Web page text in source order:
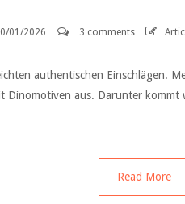
01/2026 3 comments
authentischen Einschlägen.
aus. Darunter
Read More